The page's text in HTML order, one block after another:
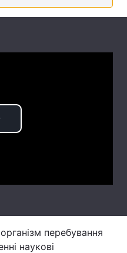
Вакансії
перебування
наукові